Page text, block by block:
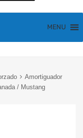
MENU
Amortiguador
/ Mustang